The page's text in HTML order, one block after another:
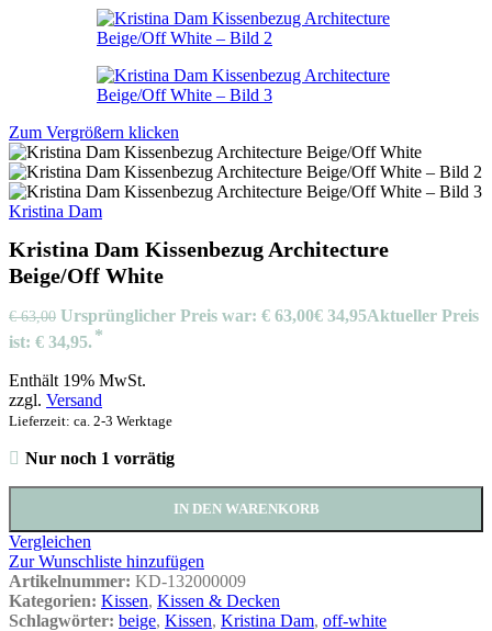
Zum Vergrößern klicken
Kristina Dam
Kristina Dam Kissenbezug Architecture
Beige/Off White
€63,00 Ursprünglicher Preis war: € 63,00€ 34,95Aktueller Preis
ist: € 34,95.
Enthält 19% MwSt.
zzgl. Versand
Lieferzeit: ca. 2-3 Werktage
Nur noch 1 vorrätig
IN DEN WARENKORB
Vergleichen
Zur Wunschliste hinzufügen
Artikelnummer: KD-132000009
Kategorien: Kissen, Kissen & Decken
Schlagwörter: beige, Kissen, Kristina Dam, off-white